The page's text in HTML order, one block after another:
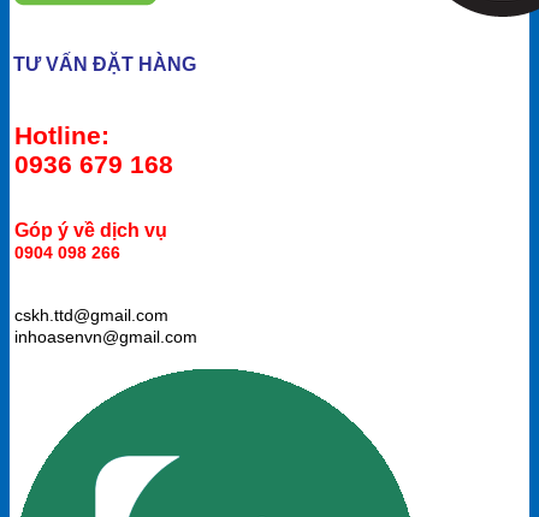
TƯ VẤN ĐẶT HÀNG
Hotline:
0936 679 168
Góp ý về dịch vụ
0904 098 266
cskh.ttd@gmail.com
inhoasenvn@gmail.com